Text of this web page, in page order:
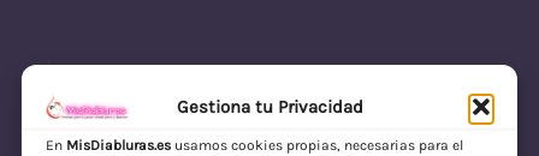
Gestiona tu Privacidad
En MisDiabluras.esusamos cookies propias, necesarias para el